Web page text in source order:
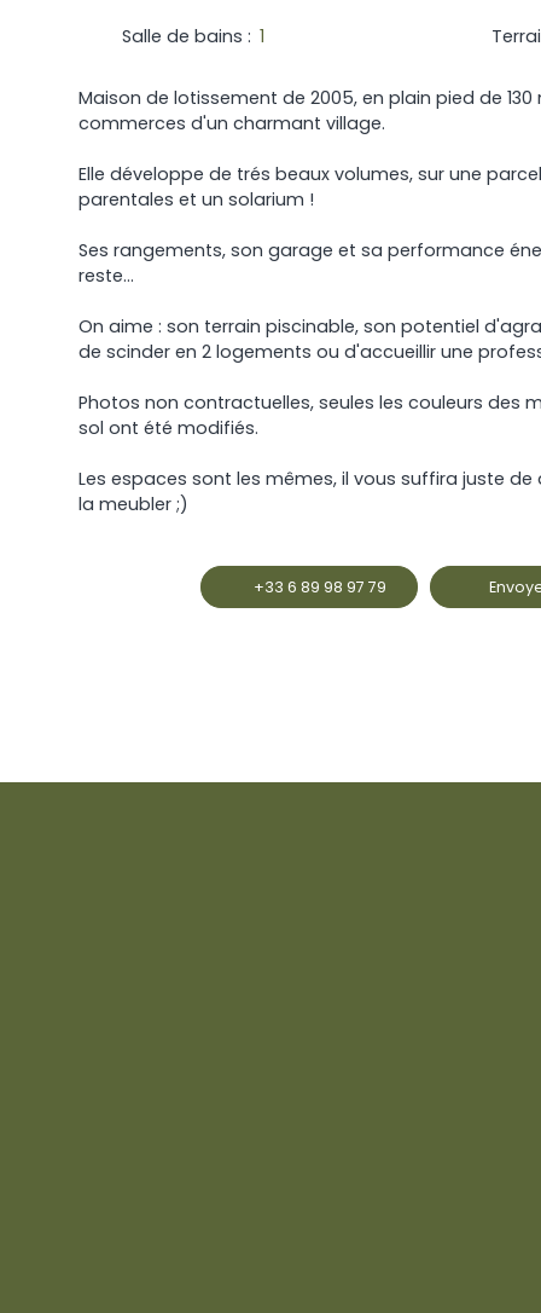
Salle de bains : 1
Maison de lotissement de 2005, en plain pied de
commerces d'un charmant village.
Elle développe de trés beaux volumes, sur une
parentales et un solarium !
Ses rangements, son garage et sa performance
reste...
On aime : son terrain piscinable, son potentiel
de scinder en 2 logements ou d'accueillir une
Photos non contractuelles, seules les couleurs des
sol ont été modifiés.
Les espaces sont les mêmes, il vous suffira juste
la meubler ;)
+33 6 89 98 97 79